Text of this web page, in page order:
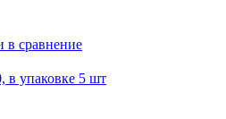
в сравнение
в упаковке 5 шт